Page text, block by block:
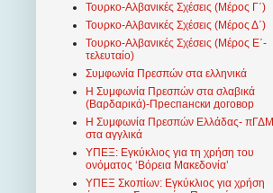
Τουρκο-Αλβανικές Σχέσεις (Μέρος Γ΄)
Τουρκο-Αλβανικές Σχέσεις (Μέρος Δ΄)
Τουρκο-Αλβανικές Σχέσεις (Μέρος Ε΄-
τελευταίο)
Συμφωνία Πρεσπών στα ελληνικά
Η Συμφωνία Πρεσπών στα σλαβικά
(Βαρδαρικά)-Преспански договор
Η Συμφωνία Πρεσπών Ελλάδας- πΓΔΜ
στα αγγλικά
ΥΠΕΞ: Εγκύκλιος για τη χρήση του
ονόματος ‘Βόρεια Μακεδονία’
ΥΠΕΞ Σκοπίων: Εγκύκλιος για χρήση